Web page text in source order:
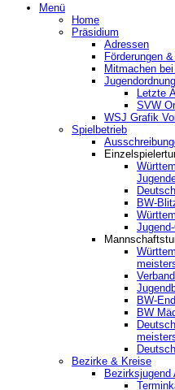
Menü
Home
Präsidium
Adressen
Förderungen
Mitmachen
Letzte
SVW
WSJ Grafik
Spielbetrieb
BW-
BW-
BW
Bezirke & Kreise
Bezirksjugend